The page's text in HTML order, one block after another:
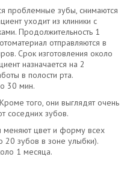
проблемные зубы, снимаются
уходит из клиники с
Продолжительность 1
отправляются в
Срок изготовления около
назначается на 2
в полости рта.
30 мин.
того, они выглядят очень
соседних зубов.
меняют цвет и форму всех
20 зубов в зоне улыбки).
1 месяца.